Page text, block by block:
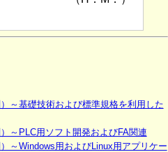
～基礎技術および標準規格を利用した
～PLC用ソフト開発およびFA関連
～Windows用およびLinux用アプリケー